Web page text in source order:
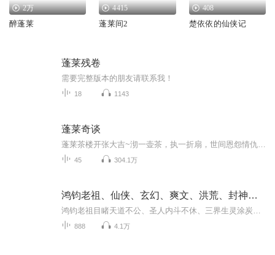
2万
醉蓬莱
4415
蓬莱间2
408
楚依依的仙侠记
蓬莱残卷
需要完整版本的朋友请联系我！
18 1143
蓬莱奇谈
45 304.1万
鸿钧老祖、仙侠、玄幻、爽文、洪荒、封神、蓬莱、修仙
888 4.1万